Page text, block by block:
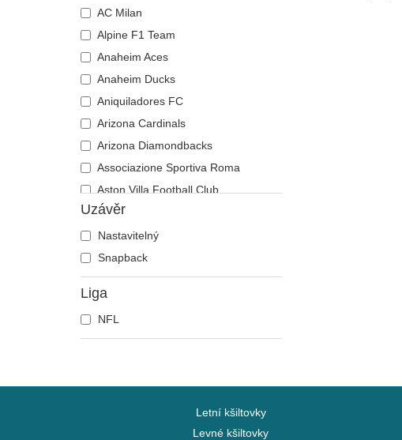
AC Milan
Alpine F1 Team
Anaheim Aces
Anaheim Ducks
Aniquiladores FC
Arizona Cardinals
Arizona Diamondbacks
Associazione Sportiva Roma
Aston Villa Football Club
Atlanta Braves
Atlanta Falcons
Atlanta Hawks
Boston Bruins
Boston Celtics
Boston Red Sox
Charlotte Hornets
Chelsea Football Club
Uzávěr
Nastavitelný
Snapback
Liga
NFL
Letní kšiltovky
Levné kšiltovky